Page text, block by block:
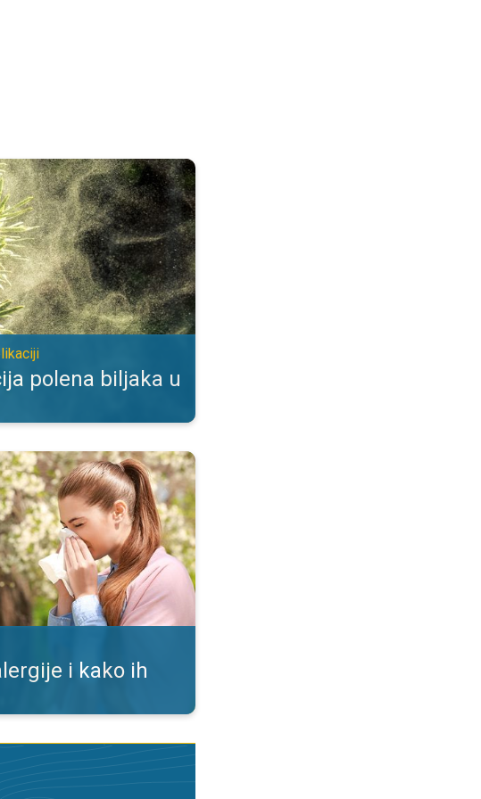
biljaka u vazduhu. Podaci u našoj aplikaciji. . .
polena biljaka u
ih ublažiti. Alergija na polen. . .
i kako ih